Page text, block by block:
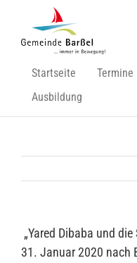
springen
Startseite Termine
Ausbildung
„Yared Dibaba und
31. Januar 2020 nach